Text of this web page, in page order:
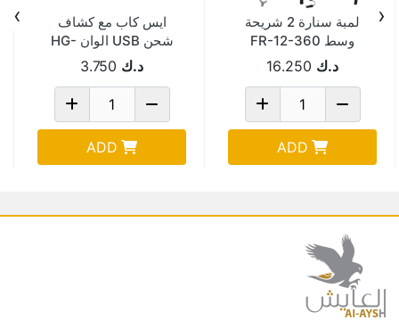
لمبة سنارة 2 شريحة
وسط FR-12-360
د.ك 16.250
ADD
ايس كاب مع كشاف
شحن USB الوان HG-
HL106Bد.ك 3.750
ADD
‹
›